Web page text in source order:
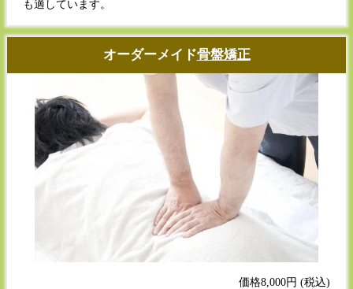
も適しています。
オーダーメイド骨盤矯正
価格8,000円 (税込)